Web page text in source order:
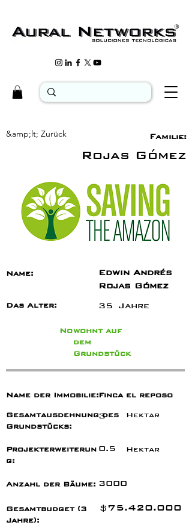
&amp;lt; Zurück Familie:
Rojas Gómez
Edwin Andrés
Name:
Rojas Gómez
Das Alter: 35 Jahre
Nowohnt auf
dem
Grundstück
Name der Immobilie:Finca el reposo
Gesamtausdehnung des
Grundstücks:
3 Hektar
0.5 Hektar
Projekterweiterun
g:
3000
Anzahl der Bäume:
Gesamtbudget (3
Jahre):
75.420.000
$